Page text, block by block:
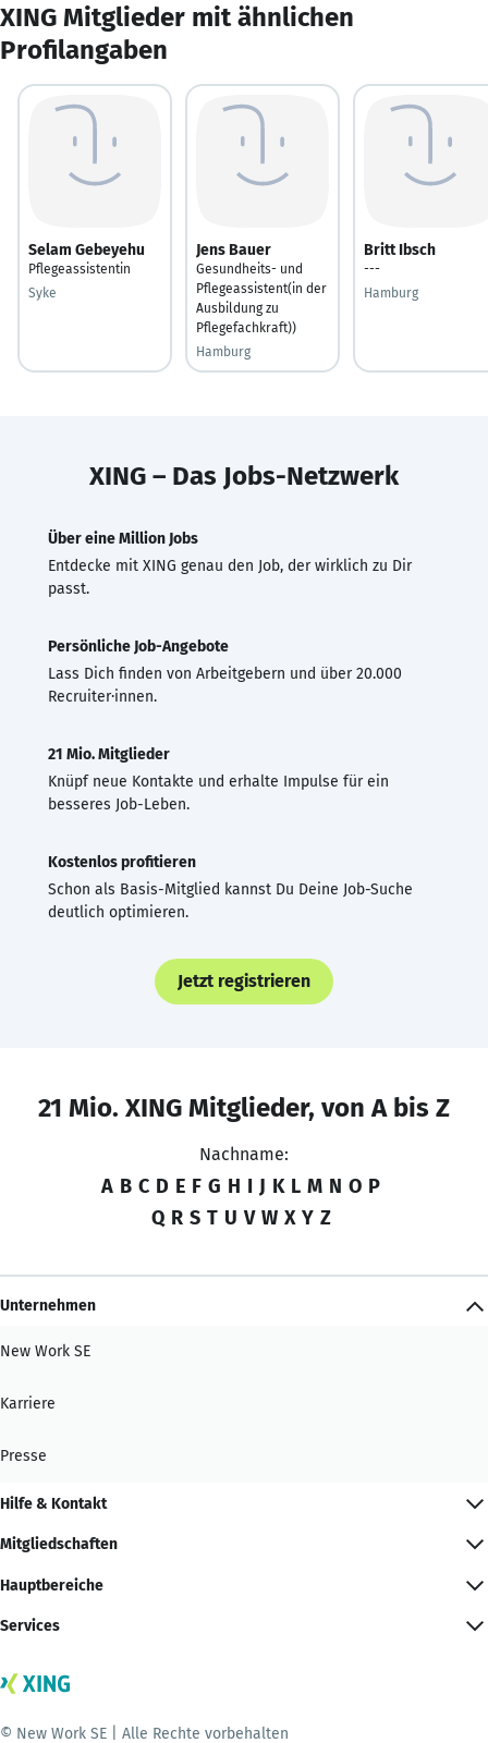
XING Mitglieder mit ähnlichen
Profilangaben
Selam Gebeyehu
Pflegeassistentin
Syke
Jens Bauer
Gesundheits- und
Pflegeassistent(in der
Ausbildung zu
Pflegefachkraft))
Hamburg
Britt Ibsch
---
Hamburg
XING – Das Jobs-Netzwerk
Über eine Million Jobs
Entdecke mit XING genau den Job, der wirklich zu Dir
passt.
Persönliche Job-Angebote
Lass Dich finden von Arbeitgebern und über 20.000
Recruiter·innen.
21 Mio. Mitglieder
Knüpf neue Kontakte und erhalte Impulse für ein
besseres Job-Leben.
Kostenlos profitieren
Schon als Basis-Mitglied kannst Du Deine Job-Suche
deutlich optimieren.
Jetzt registrieren
21 Mio. XING Mitglieder, von A bis Z
Nachname:
A B C D E F G H I J K L M N O P
Q R S T U V W X Y Z
Unternehmen
New Work SE
Karriere
Presse
Hilfe & Kontakt
Mitgliedschaften
Hauptbereiche
Services
© New Work SE | Alle Rechte vorbehalten